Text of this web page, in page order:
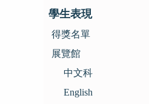
學生表現
得獎名單
展覽館
中文科
English